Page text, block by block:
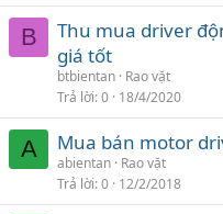
B
Thu mua driver
giá tốt
btbientan Rao vặt
Trả lời 0 18/4/2020
A Mua bán motor
abientan Rao vặt
Trả lời 0 12/2/2018